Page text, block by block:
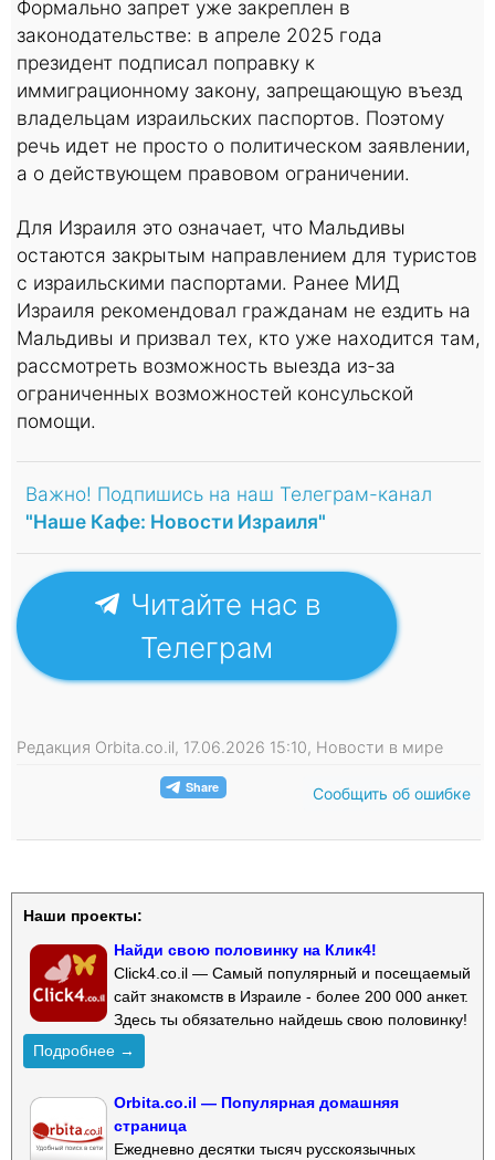
Формально запрет уже закреплен в
законодательстве: в апреле 2025 года
президент подписал поправку к
иммиграционному закону, запрещающую въезд
владельцам израильских паспортов. Поэтому
речь идет не просто о политическом заявлении,
а о действующем правовом ограничении.
Для Израиля это означает, что Мальдивы
остаются закрытым направлением для туристов
с израильскими паспортами. Ранее МИД
Израиля рекомендовал гражданам не ездить на
Мальдивы и призвал тех, кто уже находится там,
рассмотреть возможность выезда из-за
ограниченных возможностей консульской
помощи.
Важно! Подпишись на наш Телеграм-канал
"Наше Кафе: Новости Израиля"
Читайте нас в
Телеграм
Редакция Orbita.co.il, 17.06.2026 15:10, Новости в мире
Сообщить об ошибке
Наши проекты:
Найди свою половинку на Клик4!
Click4.co.il — Самый популярный и посещаемый
сайт знакомств в Израиле - более 200 000 анкет.
Здесь ты обязательно найдешь свою половинку!
Подробнее →
Orbita.co.il — Популярная домашняя
страница
Ежедневно десятки тысяч русскоязычных